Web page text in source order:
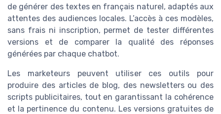
de générer des textes en français naturel, adaptés aux
attentes des audiences locales. L’accès à ces modèles,
sans frais ni inscription, permet de tester différentes
versions et de comparer la qualité des réponses
générées par chaque chatbot.
Les marketeurs peuvent utiliser ces outils pour
produire des articles de blog, des newsletters ou des
scripts publicitaires, tout en garantissant la cohérence
et la pertinence du contenu. Les versions gratuites de